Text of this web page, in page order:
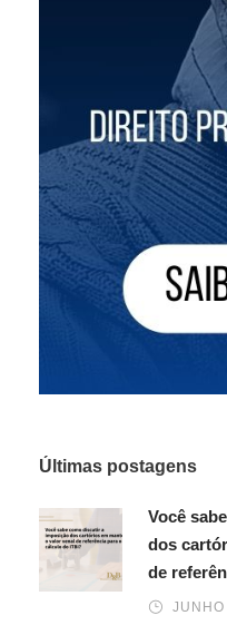
Últimas postagens
Você
dos
de